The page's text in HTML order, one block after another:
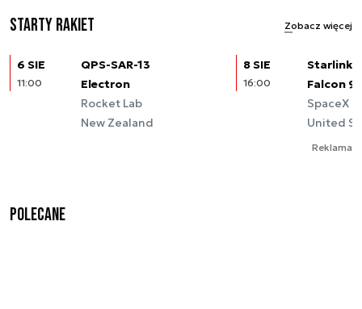
Starty rakiet Zobacz więcej
6 SIE
11:00
QPS-SAR-13
Electron
Rocket Lab
New Zealand
8 SIE
16:00
Starlink
Falcon 9
SpaceX
United
Reklama
Polecane